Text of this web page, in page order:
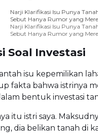
Narji Klarifikasi Isu Punya
Sebut Hanya Rumor yang
Narji Klarifikasi Isu Punya
Sebut Hanya Rumor yang
Soal Investasi
isu kepemilikan
fakta bahwa istrinya
bentuk investasi
itu istri saya.
dia belikan tanah di